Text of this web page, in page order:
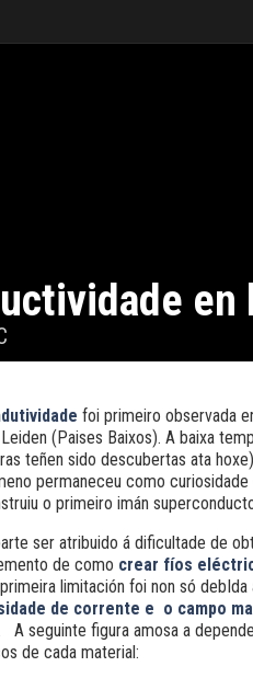
en
foi primeiro observada
(Paises Baixos). A baixa
teñen sido descubertas ata
permaneceu como curiosidade
o primeiro imán
ser atribuido á dificultade de
de como crear fíos
limitación foi non só
de corrente e o campo
seguinte figura amosa a
de cada material: